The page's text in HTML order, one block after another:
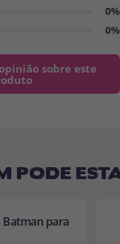
0%
0%
sobre este
PODE
Batman para